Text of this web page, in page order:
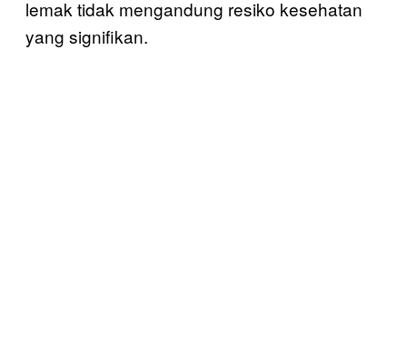
lemak tidak mengandung resiko kesehatan
yang signifikan.